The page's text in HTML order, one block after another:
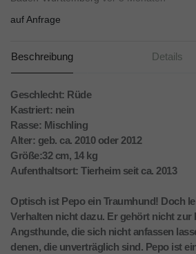
auf Anfrage
Beschreibung Details
Geschlecht: Rüde
Kastriert: nein
Rasse: Mischling
Alter: geb. ca. 2010 oder 2012
Größe:32 cm, 14 kg
Aufenthaltsort: Tierheim seit ca. 2013
Optisch ist Pepo ein Traumhund! Doch
Verhalten nicht dazu. Er gehört nicht zur
Angsthunde, die sich nicht anfassen
denen, die unverträglich sind. Pepo ist